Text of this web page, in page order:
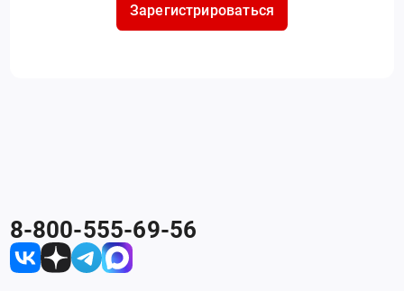
Зарегистрироваться
8-800-555-69-56